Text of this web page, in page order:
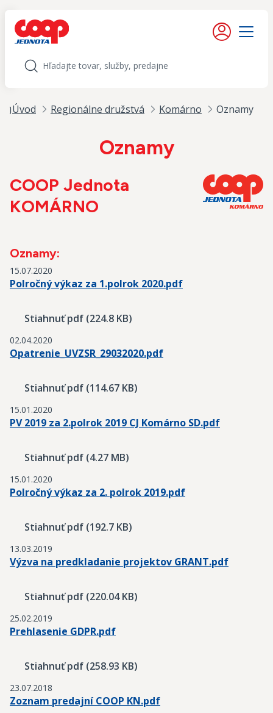
Moje konto
Menu
Hľadať
Úvod Regionálne družstvá Komárno Oznamy
Oznamy
COOP Jednota
KOMÁRNO
Oznamy:
15.07.2020
Polročný výkaz za 1.polrok 2020.pdf
Stiahnuť pdf (224.8 KB)
02.04.2020
Opatrenie_UVZSR_29032020.pdf
Stiahnuť pdf (114.67 KB)
15.01.2020
PV 2019 za 2.polrok 2019 CJ Komárno SD.pdf
Stiahnuť pdf (4.27 MB)
15.01.2020
Polročný výkaz za 2. polrok 2019.pdf
Stiahnuť pdf (192.7 KB)
13.03.2019
Výzva na predkladanie projektov GRANT.pdf
Stiahnuť pdf (220.04 KB)
25.02.2019
Prehlasenie GDPR.pdf
Stiahnuť pdf (258.93 KB)
23.07.2018
Zoznam predajní COOP KN.pdf